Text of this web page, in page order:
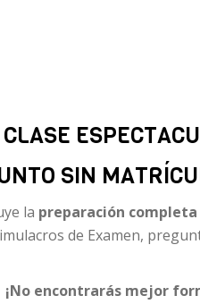
SIN
la preparación completa
de Examen,
¡No encontrarás mejor